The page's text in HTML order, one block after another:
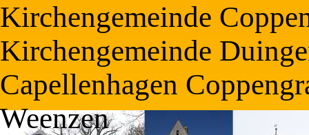
Kirchengemeinde
Kirchengemeinde
Capellenhagen
Weenzen